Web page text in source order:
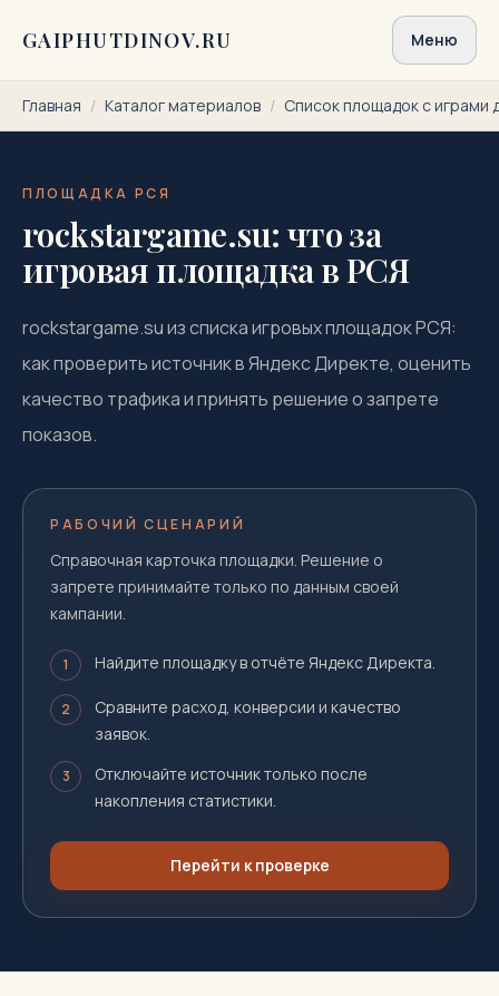
GAIPHUTDINOV.RU Меню
Главная / Каталог материалов / Список площадок с играми
ПЛОЩАДКА РСЯ
rockstargame.su: что за
игровая площадка в РСЯ
rockstargame.su из списка игровых площадок РСЯ:
как проверить источник в Яндекс Директе, оценить
качество трафика и принять решение о запрете
показов.
РАБОЧИЙ СЦЕНАРИЙ
Справочная карточка площадки. Решение о
запрете принимайте только по данным своей
кампании.
1 Найдите площадку в отчёте Яндекс Директа.
2
Сравните расход, конверсии и качество
заявок.
3
Отключайте источник только после
накопления статистики.
Перейти к проверке